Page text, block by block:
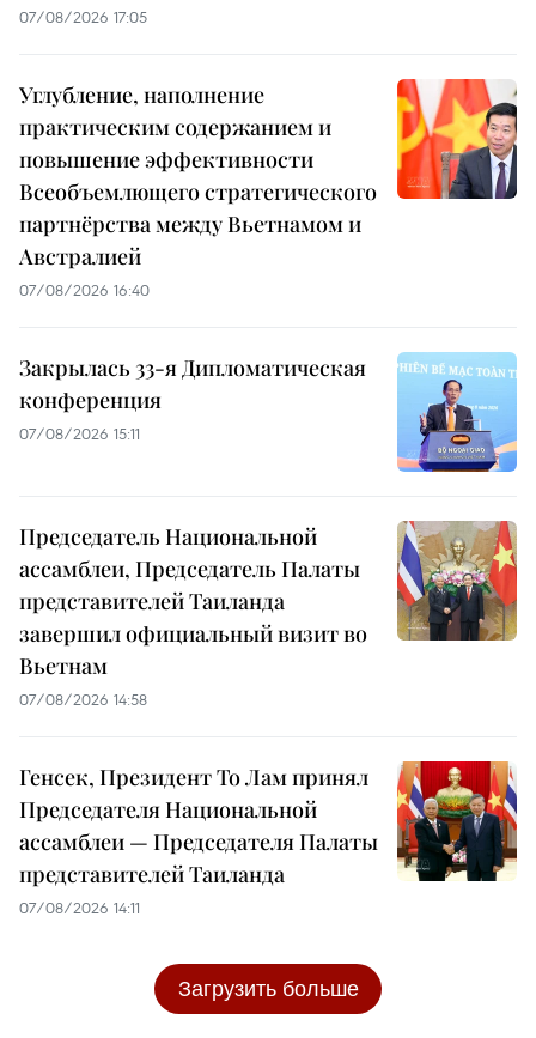
07/08/2026 17:05
Углубление, наполнение
практическим содержанием и
повышение эффективности
Всеобъемлющего стратегического
партнёрства между Вьетнамом и
Австралией
07/08/2026 16:40
Закрылась 33-я Дипломатическая
конференция
07/08/2026 15:11
Председатель Национальной
ассамблеи, Председатель Палаты
представителей Таиланда
завершил официальный визит во
Вьетнам
07/08/2026 14:58
Генсек, Президент То Лам принял
Председателя Национальной
ассамблеи — Председателя Палаты
представителей Таиланда
07/08/2026 14:11
Загрузить больше